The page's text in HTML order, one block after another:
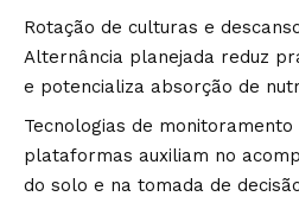
Rotação de culturas e
Alternância planejada reduz
e potencializa absorção de
Tecnologias de
plataformas auxiliam no
do solo e na tomada de